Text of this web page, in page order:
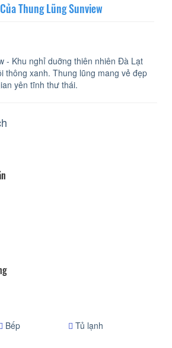
Thung Lũng Sunview
- Khu nghỉ duỡng thiên nhiên Đà Lạt
thông xanh. Thung lũng mang vẻ đẹp
yên tĩnh thư thái.
Bếp Tủ lạnh